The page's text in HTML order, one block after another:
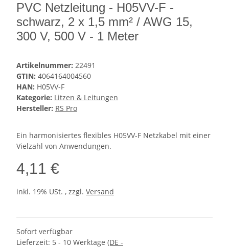
PVC Netzleitung - H05VV-F -
schwarz, 2 x 1,5 mm² / AWG 15,
300 V, 500 V - 1 Meter
Artikelnummer: 22491
GTIN: 4064164004560
HAN: H05VV-F
Kategorie: Litzen & Leitungen
Hersteller: RS Pro
Ein harmonisiertes flexibles H05VV-F Netzkabel mit einer
Vielzahl von Anwendungen.
4,11 €
inkl. 19% USt. , zzgl. Versand
Sofort verfügbar
Lieferzeit: 5 - 10 Werktage (DE -